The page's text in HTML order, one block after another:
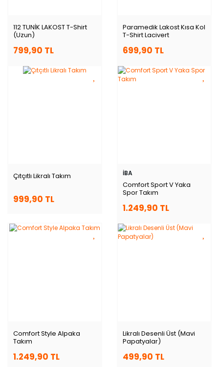
112 TUNİK LAKOST T-Shirt
(Uzun)
799,90 TL
Paramedik Lakost Kısa Kol
T-Shirt Lacivert
699,90 TL
Çıtçıtlı Likralı Takım
999,90 TL
İBA
Comfort Sport V Yaka
Spor Takım
1.249,90 TL
Comfort Style Alpaka
Takım
1.249,90 TL
Likralı Desenli Üst (Mavi
Papatyalar)
499,90 TL